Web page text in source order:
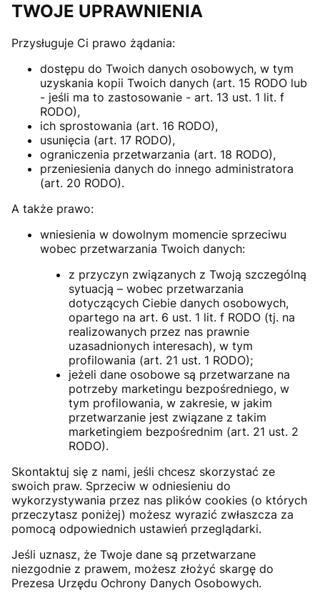
TWOJE UPRAWNIENIA
Przysługuje Ci prawo żądania:
dostępu do Twoich danych osobowych, w tym
uzyskania kopii Twoich danych (art. 15 RODO lub
- jeśli ma to zastosowanie - art. 13 ust. 1 lit. f
RODO),
ich sprostowania (art. 16 RODO),
usunięcia (art. 17 RODO),
ograniczenia przetwarzania (art. 18 RODO),
przeniesienia danych do innego administratora
(art. 20 RODO).
A także prawo:
wniesienia w dowolnym momencie sprzeciwu
wobec przetwarzania Twoich danych:
z przyczyn związanych z Twoją szczególną
sytuacją – wobec przetwarzania
dotyczących Ciebie danych osobowych,
opartego na art. 6 ust. 1 lit. f RODO (tj. na
realizowanych przez nas prawnie
uzasadnionych interesach), w tym
profilowania (art. 21 ust. 1 RODO);
jeżeli dane osobowe są przetwarzane na
potrzeby marketingu bezpośredniego, w
tym profilowania, w zakresie, w jakim
przetwarzanie jest związane z takim
marketingiem bezpośrednim (art. 21 ust. 2
RODO).
Skontaktuj się z nami, jeśli chcesz skorzystać ze
swoich praw. Sprzeciw w odniesieniu do
wykorzystywania przez nas plików cookies (o których
przeczytasz poniżej) możesz wyrazić zwłaszcza za
pomocą odpowiednich ustawień przeglądarki.
Jeśli uznasz, że Twoje dane są przetwarzane
niezgodnie z prawem, możesz złożyć skargę do
Prezesa Urzędu Ochrony Danych Osobowych.